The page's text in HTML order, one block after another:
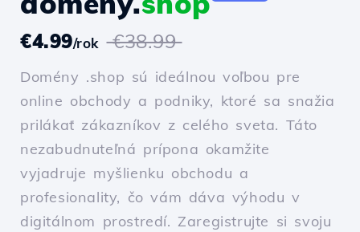
€4.99/rok €38.99
Domény .shop sú ideálnou voľbou pre
online obchody a podniky, ktoré sa snažia
prilákať zákazníkov z celého sveta. Táto
nezabudnuteľná prípona okamžite
vyjadruje myšlienku obchodu a
profesionality, čo vám dáva výhodu v
digitálnom prostredí. Zaregistrujte si svoju